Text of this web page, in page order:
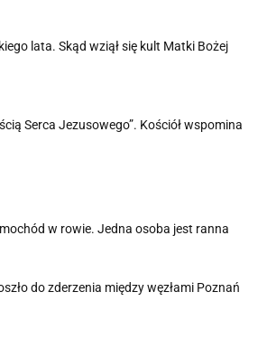
lata. Skąd wziął się kult Matki Bożej
Serca Jezusowego”. Kościół wspomina
w rowie. Jedna osoba jest ranna
do zderzenia między węzłami Poznań